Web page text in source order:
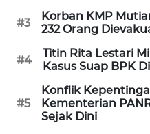
#3
Korban KMP
232 Orang
#4
Titin Rita Lestari
Kasus Suap BPK
#5
Konflik
Kementerian
Sejak Dini
MARTABAT
WATCH